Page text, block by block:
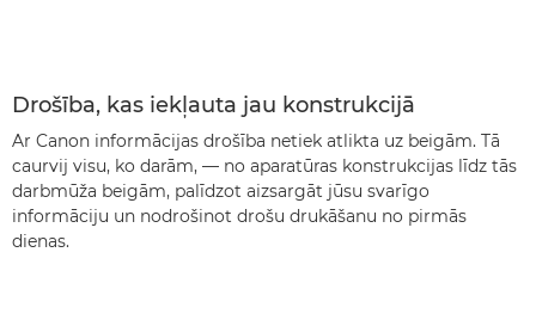
Drošība, kas iekļauta jau konstrukcijā
Ar Canon informācijas drošība netiek atlikta uz beigām. Tā
caurvij visu, ko darām, — no aparatūras konstrukcijas līdz tās
darbmūža beigām, palīdzot aizsargāt jūsu svarīgo
informāciju un nodrošinot drošu drukāšanu no pirmās
dienas.